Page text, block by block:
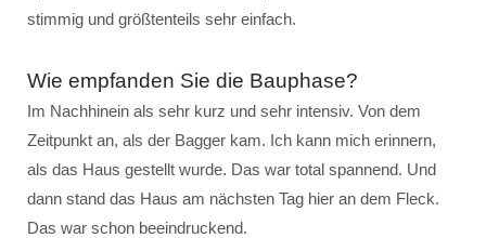
stimmig und größtenteils sehr einfach.
Wie empfanden Sie die Bauphase?
Im Nachhinein als sehr kurz und sehr intensiv. Von dem
Zeitpunkt an, als der Bagger kam. Ich kann mich erinnern,
als das Haus gestellt wurde. Das war total spannend. Und
dann stand das Haus am nächsten Tag hier an dem Fleck.
Das war schon beeindruckend.